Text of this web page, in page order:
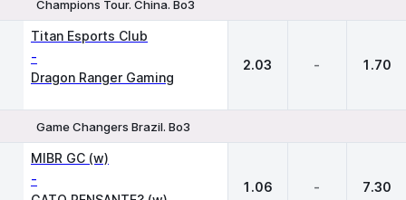
Champions Tour. China. Bo3
Titan Esports Club
-
Dragon Ranger Gaming
2.03 - 1.70
Game Changers Brazil. Bo3
MIBR GC (w)
- 1.06 - 7.30